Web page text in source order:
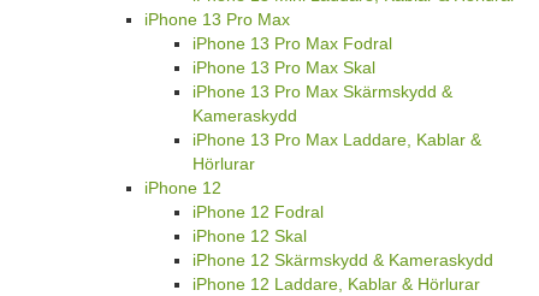
iPhone 13 Pro Max
iPhone 13 Pro Max Fodral
iPhone 13 Pro Max Skal
iPhone 13 Pro Max Skärmskydd &
Kameraskydd
iPhone 13 Pro Max Laddare, Kablar &
Hörlurar
iPhone 12
iPhone 12 Fodral
iPhone 12 Skal
iPhone 12 Skärmskydd & Kameraskydd
iPhone 12 Laddare, Kablar & Hörlurar